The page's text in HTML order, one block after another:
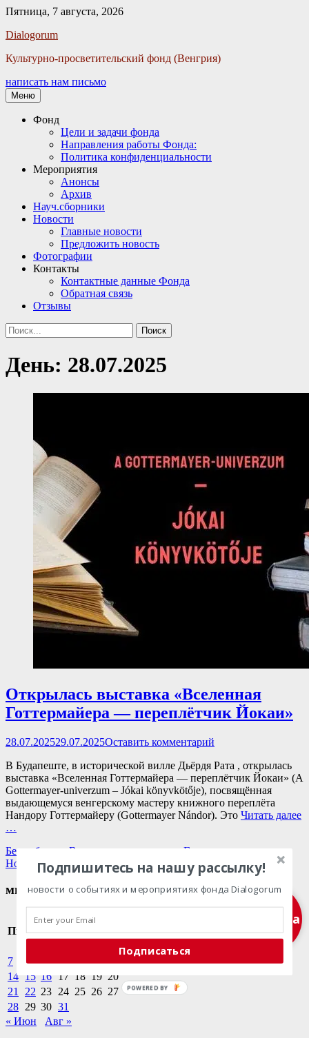
Пятница, 7 августа, 2026
Dialogorum
Культурно-просветительский фонд (Венгрия)
написать нам письмо
Меню
Основное
Фонд
Цели и задачи фонда
Направления работы Фонда:
Политика конфиденциальности
Мероприятия
Анонсы
Архив
Науч.сборники
Новости
Главные новости
Предложить новость
Фотографии
Контакты
Контактные данные Фонда
Обратная связь
Отзывы
Поиск
Найти:
День: 28.07.2025
Открылась выставка «Вселенная
Готтермайера — переплётчик Йокаи»
Опубликовано
28.07.202529.07.2025Оставить комментарий
В Будапеште, в исторической вилле Дьёрдя Рата , открылась
выставка «Вселенная Готтермайера — переплётчик Йокаи» (A
Gottermayer-univerzum – Jókai könyvkötője), посвящённая
выдающемуся венгерскому мастеру книжного переплёта
Нандору Готтермайеру (Gottermayer Nándor). Это Читать далее
…
Категории
Без рубрики Венгерская литература Главные новости
Новости Теги
Будапешт,Венгрия , выставка,Мор
мы в социальных сетях
Facebook
Twitter
Instagram
VKontakte
ТелефонИюль 2025
Пн
Вт Ср Чт Пт Сб Вс
7
8 9 10 11 12 13
14
15 16 17 18 19 20
21
22 23 24 25 26 27
28 29 30 31
« Июн
Авг »
Подписка
Подпишитесь на нашу рассылку!
новости о событиях и мероприятиях фонда Dialogorum
Подписаться
POWERED BY